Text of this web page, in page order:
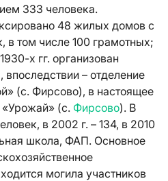
333 человека.
48 жилых домов с
в том числе 100 грамотных;
х гг. организован
– отделение
(с. Фирсово), в настоящее
(с. Фирсово). В
в 2002 г. – 134, в 2010
школа, ФАП. Основное
могила участников